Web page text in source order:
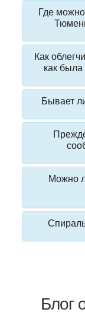
Где
Как
как
Бывает
Можно
Блог